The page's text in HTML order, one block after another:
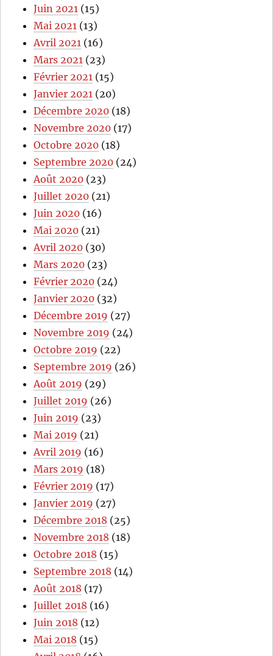
Juin 2021 (15)
Mai 2021 (13)
Avril 2021 (16)
Mars 2021 (23)
Février 2021 (15)
Janvier 2021 (20)
Décembre 2020 (18)
Novembre 2020 (17)
Octobre 2020 (18)
Septembre 2020 (24)
Août 2020 (23)
Juillet 2020 (21)
Juin 2020 (16)
Mai 2020 (21)
Avril 2020 (30)
Mars 2020 (23)
Février 2020 (24)
Janvier 2020 (32)
Décembre 2019 (27)
Novembre 2019 (24)
Octobre 2019 (22)
Septembre 2019 (26)
Août 2019 (29)
Juillet 2019 (26)
Juin 2019 (23)
Mai 2019 (21)
Avril 2019 (16)
Mars 2019 (18)
Février 2019 (17)
Janvier 2019 (27)
Décembre 2018 (25)
Novembre 2018 (18)
Octobre 2018 (15)
Septembre 2018 (14)
Août 2018 (17)
Juillet 2018 (16)
Juin 2018 (12)
Mai 2018 (15)